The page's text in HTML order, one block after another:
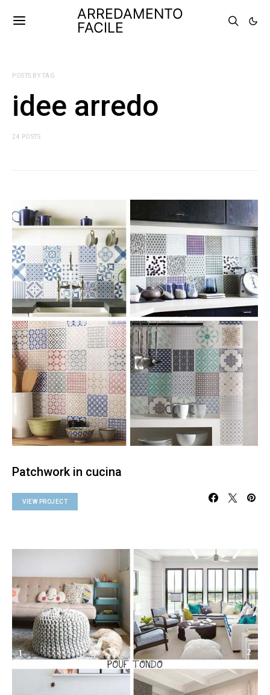
ARREDAMENTO
FACILE
POSTS BY TAG
idee arredo
24 POSTS
Patchwork in cucina
VIEW PROJECT